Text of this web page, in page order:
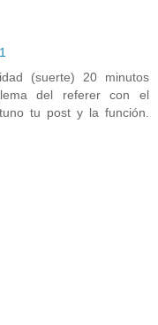
(suerte) 20 minutos
del referer con el
tu post y la función.